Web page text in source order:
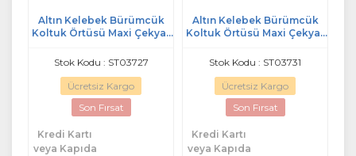
Altın Kelebek Bürümcük
Koltuk Örtüsü Maxi Çekyat
Stok Kodu : ST03727
Ücretsiz Kargo
Son Fırsat
Kredi Kartı
veya Kapıda
Altın Kelebek Bürümcük
Koltuk Örtüsü Maxi Çekyat
Stok Kodu : ST03731
Ücretsiz Kargo
Son Fırsat
Kredi Kartı
veya Kapıda